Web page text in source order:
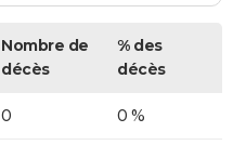
Nombre de
décès
% des
décès
0 0 %